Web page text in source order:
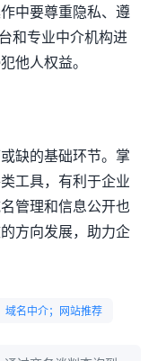
中要尊重隐私、遵
和专业中介机构进
他人权益。
缺的基础环节。掌
工具，有利于企业
管理和信息公开也
方向发展，助力企
域名中介；网站推荐